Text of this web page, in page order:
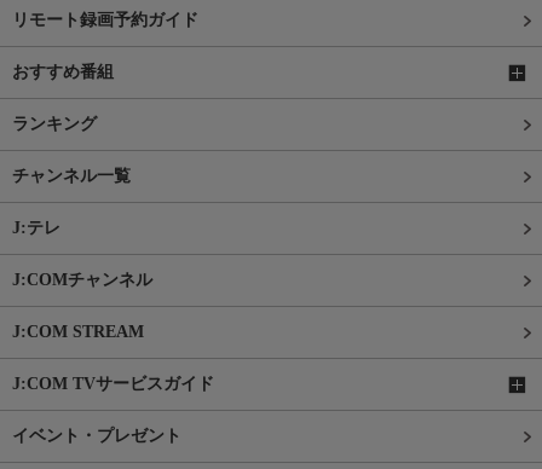
リモート録画予約ガイド
おすすめ番組
ランキング
チャンネル一覧
J:テレ
J:COMチャンネル
J:COM STREAM
J:COM TVサービスガイド
イベント・プレゼント